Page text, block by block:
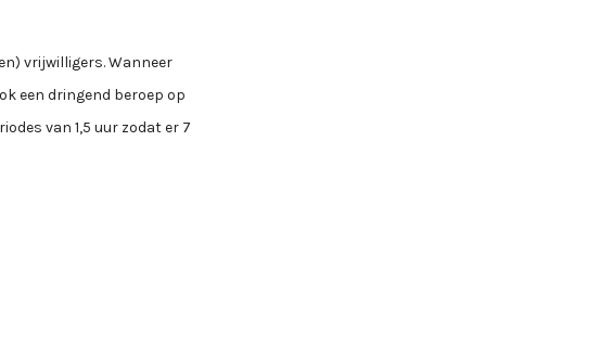
vrijwilligers. Wanneer
een dringend beroep op
van 1,5 uur zodat er 7